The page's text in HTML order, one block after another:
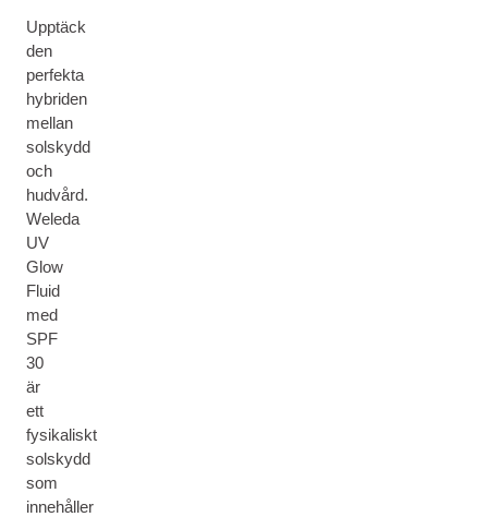
Upptäck
den
perfekta
hybriden
mellan
solskydd
och
hudvård.
Weleda
UV
Glow
Fluid
med
SPF
30
är
ett
fysikaliskt
solskydd
som
innehåller